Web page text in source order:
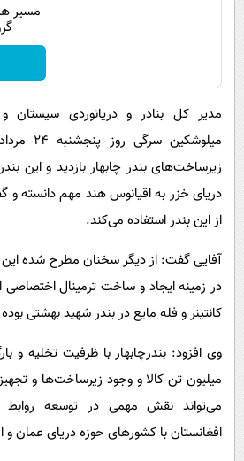
مسیر
مدیر کل بنادر و دریانوردی سیستان
زیرساخت‌های بندر چابهار بازدید و این
دریای خزر به اقیانوس هند مهم دانسته و
از این بندر استفاده می‌کند.
آفایی گفت: از دیگر سخنان مطرح شده
در زمینه ایجاد و ساخت ترمینال اختصاصی
کانتینر و فله مایع در بندر شهید بهشتی
وی افزود: بندرچابهار با ظرفیت تخلیه و
میلیون تن کالا و وجود زیرساخت‌ها و
افغانستان با کشورهای حوزه دریای عمان